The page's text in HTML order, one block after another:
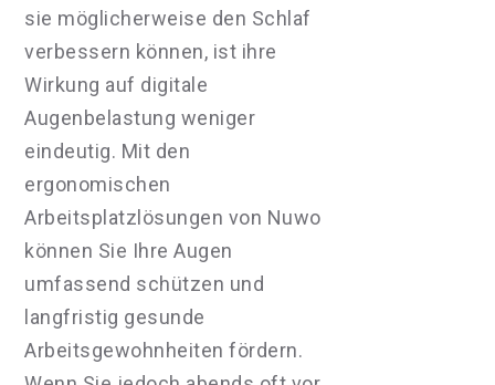
sie möglicherweise den Schlaf
verbessern können, ist ihre
Wirkung auf digitale
Augenbelastung weniger
eindeutig. Mit den
ergonomischen
Arbeitsplatzlösungen von Nuwo
können Sie Ihre Augen
umfassend schützen und
langfristig gesunde
Arbeitsgewohnheiten fördern.